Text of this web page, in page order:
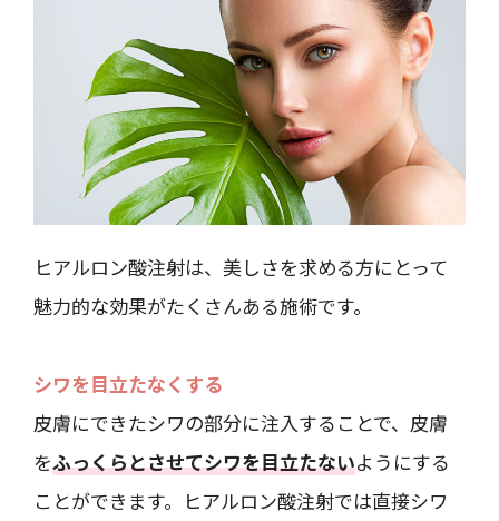
ヒアルロン酸注射は、美しさを求める方にとって
魅力的な効果がたくさんある施術です。
シワを目立たなくする
皮膚にできたシワの部分に注入することで、皮膚
をふっくらとさせてシワを目立たないようにする
ことができます。ヒアルロン酸注射では直接シワ